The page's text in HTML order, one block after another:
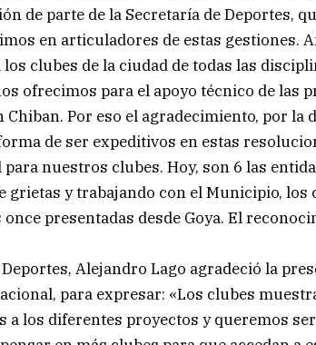
de parte de la Secretaría de Deportes,
en articuladores de estas gestiones.
los clubes de la ciudad de todas las
ofrecimos para el apoyo técnico de las
Chiban. Por eso el agradecimiento, por
de ser expeditivos en estas
nuestros clubes. Hoy, son 6 las
grietas y trabajando con el Municipio, los
once presentadas desde Goya. El
Alejandro Lago agradeció la
para expresar: «Los clubes
a los diferentes proyectos y queremos